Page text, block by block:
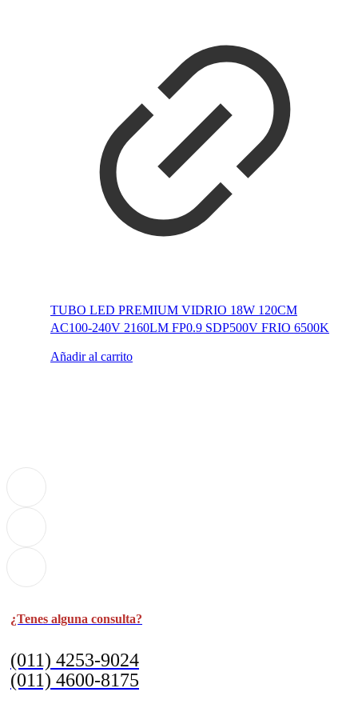
TUBO LED PREMIUM VIDRIO 18W 120CM
AC100-240V 2160LM FP0.9 SDP500V FRIO 6500K
Añadir al carrito
¿Tenes alguna consulta?
(011) 4253-9024
(011) 4600-8175